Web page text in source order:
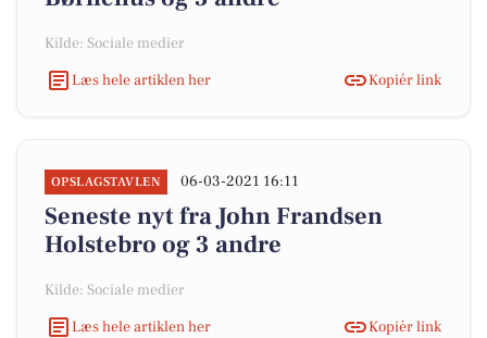
Kilde: Sociale medier
Læs hele artiklen her
Kopiér link
OPSLAGSTAVLEN 06-03-2021 16:11
Seneste nyt fra John Frandsen
Holstebro og 3 andre
Kilde: Sociale medier
Læs hele artiklen her
Kopiér link